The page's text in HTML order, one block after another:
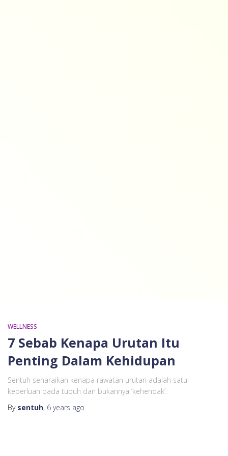
WELLNESS
7 Sebab Kenapa Urutan Itu
Penting Dalam Kehidupan
Sentuh senaraikan kenapa rawatan urutan adalah satu
keperluan pada tubuh dan bukannya ‘kehendak’.
By sentuh, 6 years ago